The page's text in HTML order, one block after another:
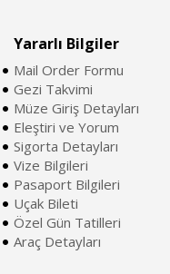
Yararlı Bilgiler
Mail Order Formu
Gezi Takvimi
Müze Giriş Detayları
Eleştiri ve Yorum
Sigorta Detayları
Vize Bilgileri
Pasaport Bilgileri
Uçak Bileti
Özel Gün Tatilleri
Araç Detayları